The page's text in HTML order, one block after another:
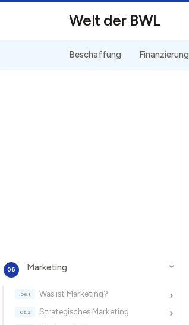
Welt der BWL
Beschaffung Finanzierung
›
Marketing
›
Was ist Marketing?
›
Strategisches Marketing